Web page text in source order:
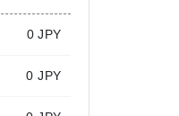
0 JPY
0 JPY